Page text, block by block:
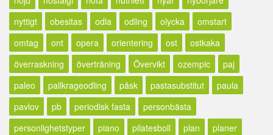
nyttigt
obesitas odla odling olycka
omstart
omtag
ont opera orientering ost
ostkaka
överraskning
överträning Övervikt ozempic
paj
paleo
pallkrageodling påsk pastasubstitut
paula
pavlov
pb periodisk fasta
personbästa
personlighetstyper
piano pilatesboll plan
planer